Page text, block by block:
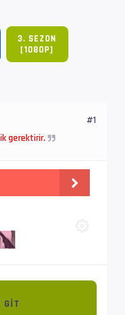
3. SEZON
[1080P]
gerektirir.
#1
GIT